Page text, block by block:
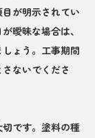
が明示されてい
曖昧な場合は、
ょう。工事期間
ないでくださ
です。塗料の種